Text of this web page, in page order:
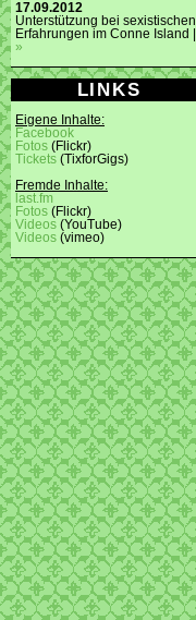
17.09.2012
Unterstützung bei sexistischen
Erfahrungen im Conne Island |
»
LINKS
Eigene Inhalte:
Facebook
Fotos (Flickr)
Tickets (TixforGigs)
Fremde Inhalte:
last.fm
Fotos (Flickr)
Videos (YouTube)
Videos (vimeo)